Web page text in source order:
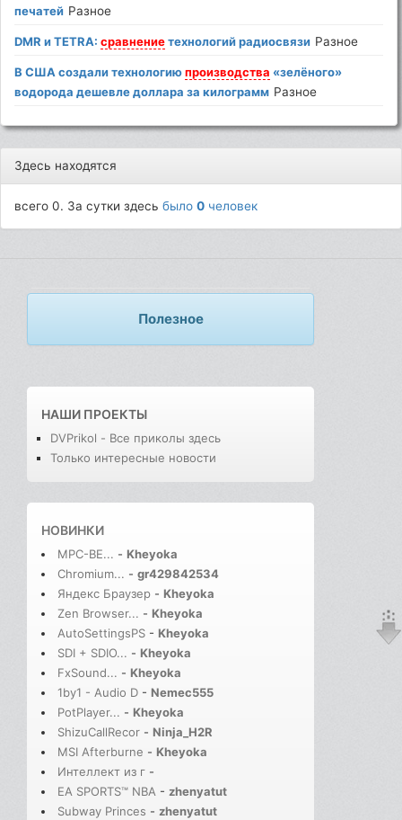
печатей Разное
DMR и TETRA:сравнениетехнологий радиосвязи Разное
В США создали технологиюпроизводства «зелёного»
водорода дешевле доллара за килограмм Разное
Здесь находятся
всего 0. За сутки здесьбыло0 человек
Полезное
НАШИ ПРОЕКТЫ
DVPrikol - Все приколы здесь
Только интересные новости
НОВИНКИ
MPC-BE... - Kheyoka
Chromium... - gr429842534
Яндекс Браузер - Kheyoka
Zen Browser... - Kheyoka
AutoSettingsPS - Kheyoka
SDI + SDIO... - Kheyoka
FxSound... - Kheyoka
1by1 - Audio D - Nemec555
PotPlayer... - Kheyoka
ShizuCallRecor - Ninja_H2R
MSI Afterburne - Kheyoka
Интеллект из г -
EA SPORTS™ NBA - zhenyatut
Subway Princes - zhenyatut